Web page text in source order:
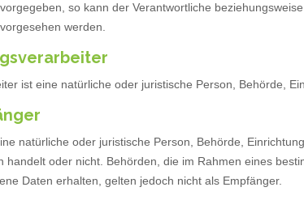
so kann der Verantwortliche
werden.
ist eine natürliche oder juristische Person, Behörde,
natürliche oder juristische Person, Behörde,
handelt oder nicht. Behörden, die im Rahmen eines
Daten erhalten, gelten jedoch nicht als Empfänger.